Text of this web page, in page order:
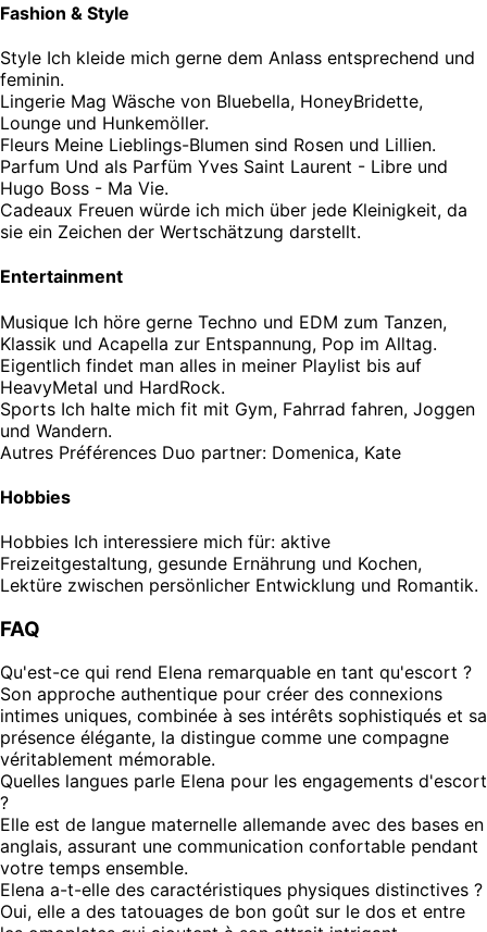
Fashion & Style
Style Ich kleide mich gerne dem Anlass entsprechend und
feminin.
Lingerie Mag Wäsche von Bluebella, HoneyBridette,
Lounge und Hunkemöller.
Fleurs Meine Lieblings-Blumen sind Rosen und Lillien.
Parfum Und als Parfüm Yves Saint Laurent - Libre und
Hugo Boss - Ma Vie.
Cadeaux Freuen würde ich mich über jede Kleinigkeit, da
sie ein Zeichen der Wertschätzung darstellt.
Entertainment
Musique Ich höre gerne Techno und EDM zum Tanzen,
Klassik und Acapella zur Entspannung, Pop im Alltag.
Eigentlich findet man alles in meiner Playlist bis auf
HeavyMetal und HardRock.
Sports Ich halte mich fit mit Gym, Fahrrad fahren, Joggen
und Wandern.
Autres Préférences Duo partner: Domenica, Kate
Hobbies
Hobbies Ich interessiere mich für: aktive
Freizeitgestaltung, gesunde Ernährung und Kochen,
Lektüre zwischen persönlicher Entwicklung und Romantik.
FAQ
Qu'est-ce qui rend Elena remarquable en tant qu'escort ?
Son approche authentique pour créer des connexions
intimes uniques, combinée à ses intérêts sophistiqués et sa
présence élégante, la distingue comme une compagne
véritablement mémorable.
Quelles langues parle Elena pour les engagements d'escort
?
Elle est de langue maternelle allemande avec des bases en
anglais, assurant une communication confortable pendant
votre temps ensemble.
Elena a-t-elle des caractéristiques physiques distinctives ?
Oui, elle a des tatouages de bon goût sur le dos et entre